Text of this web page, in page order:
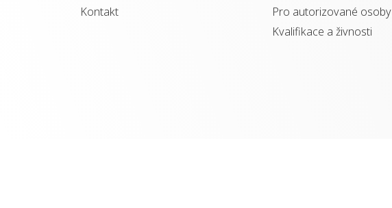
Kontakt
Pro autorizované osoby
Kvalifikace a živnosti